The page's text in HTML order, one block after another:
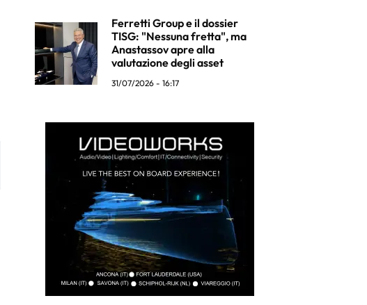
Ferretti Group e il dossier
TISG: "Nessuna fretta", ma
Anastassov apre alla
valutazione degli asset
31/07/2026 - 16:17